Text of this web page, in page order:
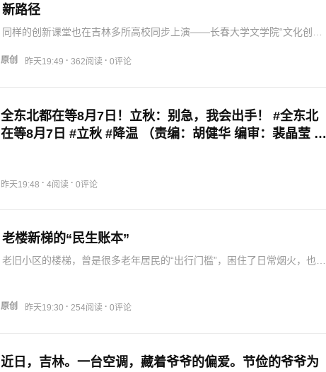
新路径
同样的创新课堂也在吉林多所高校同步上演——长春大学文学院“文化创意
市水文化生态园，围绕“如何将生态资源转化为文旅产品”展开了一场“头脑
原创 昨天19:49 · 362阅读 · 0评论
全东北都在等8月7日！立秋：别急，我会出手！ #全东北
在等8月7日 #立秋 #降温 （责编：胡健华 编审：裴晶莹 监
昨天19:48 · 4阅读 · 0评论
老楼新梯的“民生账本”
老旧小区的楼梯，曾是很多老年居民的“出行门槛”，困住了日常烟火，也锁
子”，通过…
原创 昨天19:30 · 254阅读 · 0评论
近日，吉林。一台空调，藏着爷爷的偏爱。节俭的爷爷为